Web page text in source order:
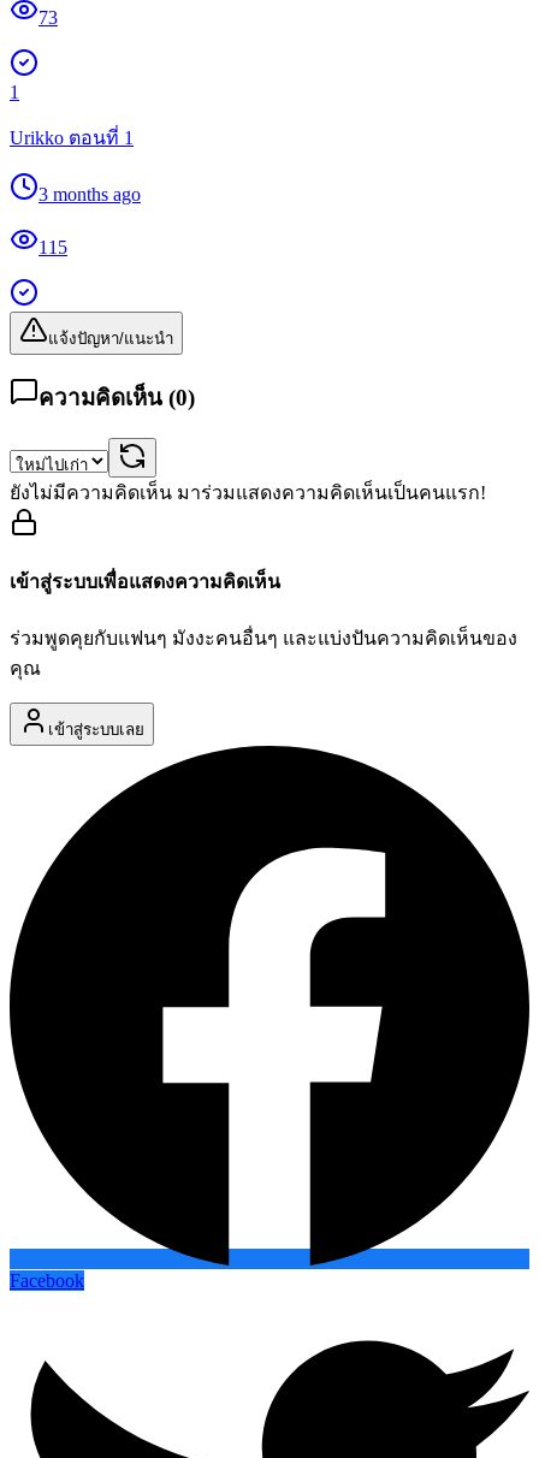
73
1
Urikko ตอนที่ 1
3 months ago
115
แจ้งปัญหา/แนะนำ
ความคิดเห็น (0)
ยังไม่มีความคิดเห็น มาร่วมแสดงความคิดเห็นเป็นคนแรก!
เข้าสู่ระบบเพื่อแสดงความคิดเห็น
ร่วมพูดคุยกับแฟนๆ มังงะคนอื่นๆ และแบ่งปันความคิดเห็นของ
คุณ
เข้าสู่ระบบเลย
Facebook